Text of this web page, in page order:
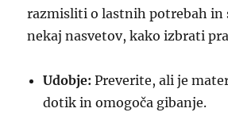
razmisliti o lastnih potrebah in
nekaj nasvetov, kako izbrati
Udobje: Preverite, ali je
dotik in omogoča gibanje.